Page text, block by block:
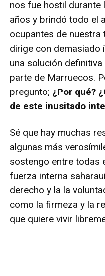
nos fue hostil durante
años y brindó todo el
ocupantes de nuestra
dirige con demasiado
una solución
parte de Marruecos.
pregunto; ¿Por qué?
de este inusitado
Sé que hay muchas
algunas más
sostengo entre todas
fuerza interna
derecho y la la
como la firmeza y la
que quiere vivir